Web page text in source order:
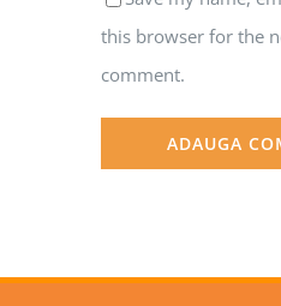
this browser for the
comment.